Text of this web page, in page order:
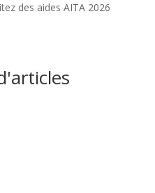
des aides AITA 2026